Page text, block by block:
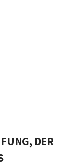
DER